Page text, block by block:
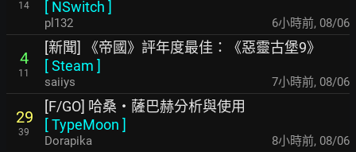
14
[ NSwitch ]
pl132 6小時前, 08/06
4
11
[新聞] 《帝國》評年度最佳：《惡靈古堡9》
[Steam ]
saiiys 7小時前, 08/06
29
39
[F/GO] 哈桑・薩巴赫分析與使用
[TypeMoon ]
Dorapika 8小時前, 08/06